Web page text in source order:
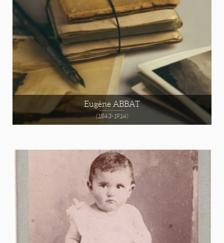
Eugène ABBAT
(1843-1914)